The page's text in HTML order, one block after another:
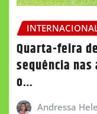
Quarta-feira
sequência
o…
Andressa